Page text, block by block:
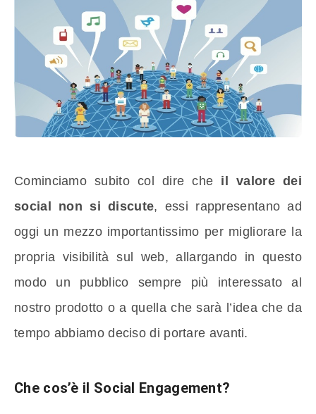
Cominciamo subito col dire che il valore dei
social non si discute, essi rappresentano ad
oggi un mezzo importantissimo per migliorare la
propria visibilità sul web, allargando in questo
modo un pubblico sempre più interessato al
nostro prodotto o a quella che sarà l’idea che da
tempo abbiamo deciso di portare avanti.
Che cos’è il Social Engagement?